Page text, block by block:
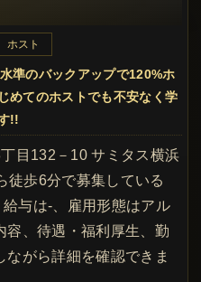
ホスト
準のバックアップで120%ホ
めてのホストでも不安なく学
!!
目132－10 サミタス横浜
徒歩6分で募集している
与は-、雇用形態はアル
容、待遇・福利厚生、勤
がら詳細を確認できま